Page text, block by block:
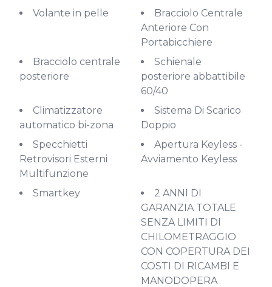
Volante in pelle
Bracciolo Centrale
Anteriore Con
Portabicchiere
Bracciolo centrale
posteriore
Schienale
posteriore abbattibile
60/40
Climatizzatore
automatico bi-zona
Sistema Di Scarico
Doppio
Specchietti
Retrovisori Esterni
Multifunzione
Apertura Keyless -
Avviamento Keyless
Smartkey
2 ANNI DI
GARANZIA TOTALE
SENZA LIMITI DI
CHILOMETRAGGIO
CON COPERTURA DEI
COSTI DI RICAMBI E
MANODOPERA